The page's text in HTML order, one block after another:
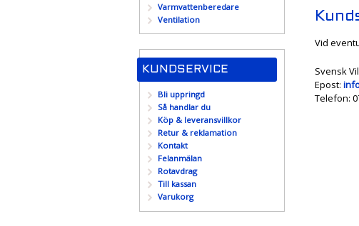
Vid
Svensk
Epost:
Telefon:
Varmvattenberedare
Ventilation
KUNDSERVICE
Bli uppringd
Så handlar du
Köp & leveransvillkor
Retur & reklamation
Kontakt
Felanmälan
Rotavdrag
Till kassan
Varukorg